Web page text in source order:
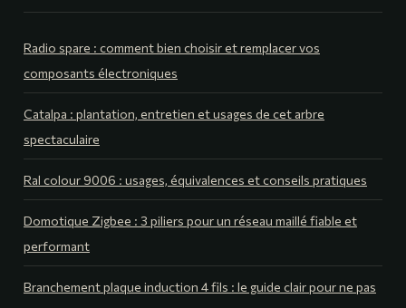
Radio spare : comment bien choisir et remplacer vos
composants électroniques
Catalpa : plantation, entretien et usages de cet arbre
spectaculaire
Ral colour 9006 : usages, équivalences et conseils pratiques
Domotique Zigbee : 3 piliers pour un réseau maillé fiable et
performant
Branchement plaque induction 4 fils : le guide clair pour ne pas